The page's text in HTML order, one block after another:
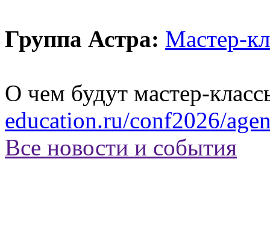
Группа Астра: Мастер-
О чем будут мастер-
education.ru/conf2026/
Все новости и события